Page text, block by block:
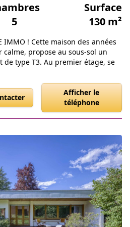
5
Surface
130 m²
IMMO ! Cette maison des années
propose au sous-sol un
type T3. Au premier étage, se
Afficher le
téléphone